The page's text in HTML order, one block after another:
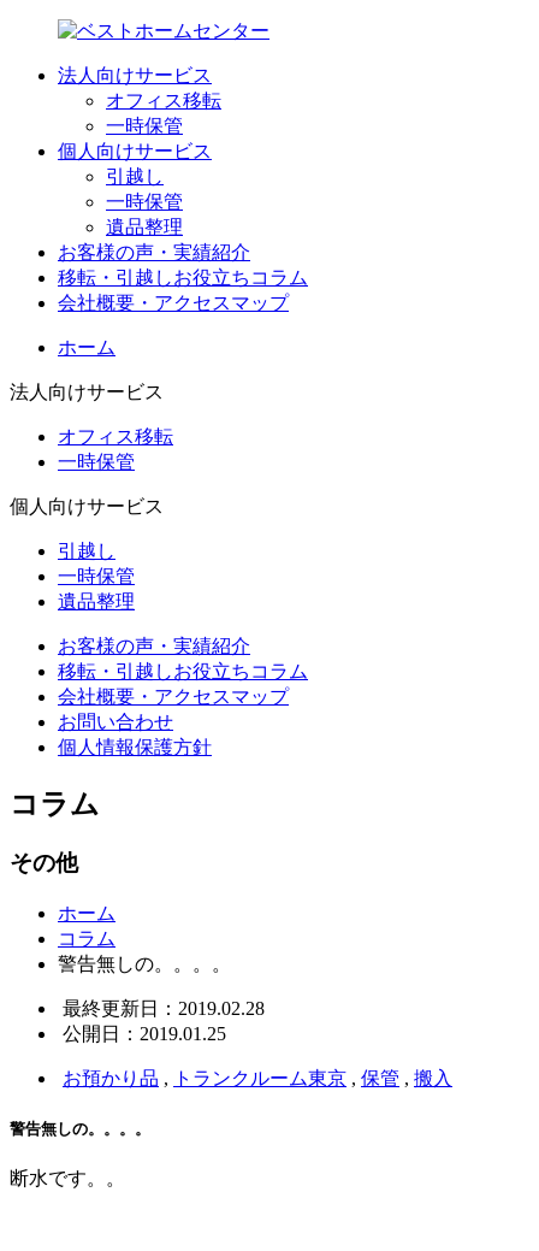
法人向けサービス
オフィス移転
一時保管
個人向けサービス
引越し
一時保管
遺品整理
お客様の声・実績紹介
移転・引越しお役立ちコラム
会社概要・アクセスマップ
ホーム
法人向けサービス
オフィス移転
一時保管
個人向けサービス
引越し
一時保管
遺品整理
お客様の声・実績紹介
移転・引越しお役立ちコラム
会社概要・アクセスマップ
お問い合わせ
個人情報保護方針
コラム
その他
ホーム
コラム
警告無しの。。。。
最終更新日：2019.02.28
公開日：2019.01.25
お預かり品 , トランクルーム東京 , 保管 , 搬入
警告無しの。。。。
断水です。。